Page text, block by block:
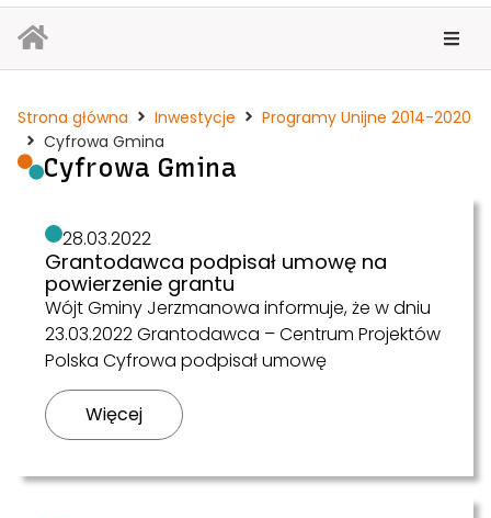
Strona główna Inwestycje
Programy Unijne 2014-2020
Cyfrowa Gmina
Cyfrowa Gmina
28.03.2022
Grantodawca podpisał umowę na
powierzenie grantu
Wójt Gminy Jerzmanowa informuje, że w dniu
23.03.2022 Grantodawca – Centrum Projektów
Polska Cyfrowa podpisał umowę
Więcej